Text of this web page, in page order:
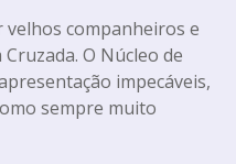
companheiros e
O Núcleo de
impecáveis,
sempre muito